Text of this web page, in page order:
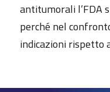
antitumorali l’FDA
perché nel
indicazioni rispetto